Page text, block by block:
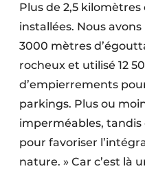
Plus de 2,5
installées. Nous
3000 mètres
rocheux et utilisé 12
d’empierrements
parkings. Plus ou
imperméables, tandis
pour favoriser
nature. » Car c’est là